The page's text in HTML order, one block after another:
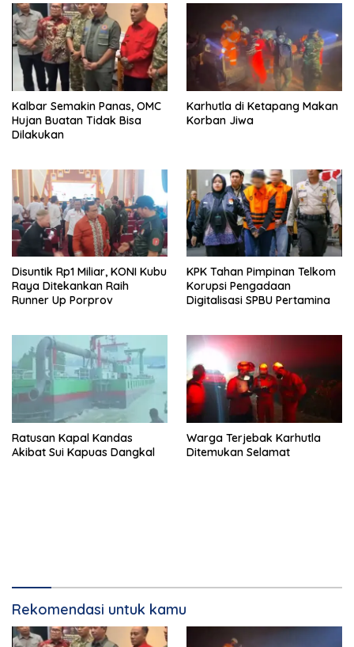
Kalbar Semakin Panas, OMC
Hujan Buatan Tidak Bisa
Dilakukan
Karhutla di Ketapang Makan
Korban Jiwa
Disuntik Rp1 Miliar, KONI Kubu
Raya Ditekankan Raih
Runner Up Porprov
KPK Tahan Pimpinan Telkom
Korupsi Pengadaan
Digitalisasi SPBU Pertamina
Ratusan Kapal Kandas
Akibat Sui Kapuas Dangkal
Warga Terjebak Karhutla
Ditemukan Selamat
Rekomendasi untuk kamu